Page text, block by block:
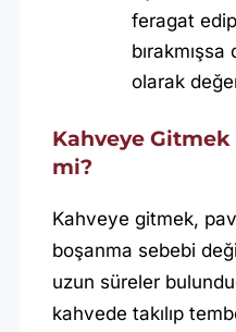
feragat
olarak
Kahveye
mi?
Kahveye gitmek,
boşanma sebebi
uzun süreler
kahvede takılıp